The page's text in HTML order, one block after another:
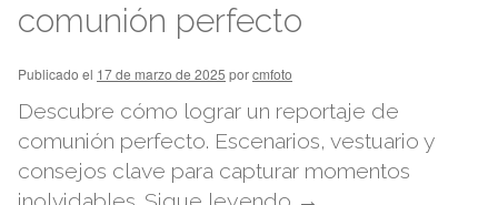
comunión perfecto
Publicado el 17 de marzo de 2025 porcmfoto
Descubre cómo lograr un reportaje de
comunión perfecto. Escenarios, vestuario y
consejos clave para capturar momentos